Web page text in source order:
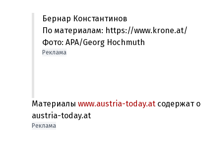
Бернар Константинов
По материалам: https://www.krone.at/
Фото: APA/Georg Hochmuth
Реклама
Материалы www.austria-today.at содержат
austria-today.at
Реклама